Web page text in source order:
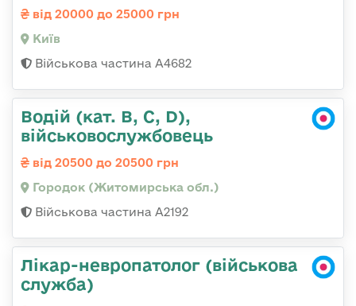
від 20000 до 25000 грн
Київ
Військова частина А4682
Водій (кат. B, C, D),
військовослужбовець
від 20500 до 20500 грн
Городок (Житомирська обл.)
Військова частина А2192
Лікар-невропатолог (військова
служба)